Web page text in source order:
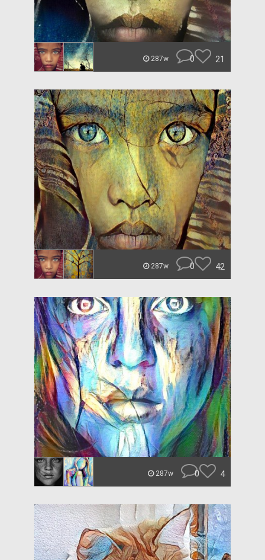
287w 0 21
287w 0 42
287w 0 4